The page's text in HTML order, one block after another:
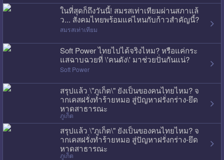
ในที่สุดก็ถึงวันนี้! สมรสเท่าเทียมผ่านสภาแล้
ว... สังคมไทยพร้อมแค่ไหนกับก้าวสำคัญนี้?
สมรสเท่าเทียม
Soft Power ไทยไปได้จริงไหม? หรือแค่กระ
แสฉาบฉวยที่ \'คนดัง\' มาช่วยปั่นกันแน่?
Soft Power
สรุปแล้ว \"ภูเก็ต\" ยังเป็นของคนไทยไหม? จ
ากเคสฝรั่งทำร้ายหมอ สู่ปัญหาฝรั่งกร่าง-ยึด
หาดสาธารณะ
ภูเก็ต
สรุปแล้ว \"ภูเก็ต\" ยังเป็นของคนไทยไหม? จ
ากเคสฝรั่งทำร้ายหมอ สู่ปัญหาฝรั่งกร่าง-ยึด
หาดสาธารณะ
ภูเก็ต